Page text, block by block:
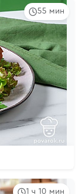
55 мин
1 ч 10 мин